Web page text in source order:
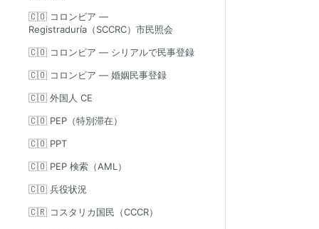
🇨🇴 コロンビア —
Registraduría（SCCRC）市民照会
🇨🇴 コロンビア — シリアルで民事登録
🇨🇴 コロンビア — 婚姻民事登録
🇨🇴 外国人 CE
🇨🇴 PEP（特別滞在）
🇨🇴 PPT
🇨🇴 PEP 検索（AML）
🇨🇴 兵役状況
🇨🇷 コスタリカ国民（CCCR）